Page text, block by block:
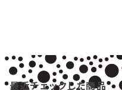
最近チェックした商品